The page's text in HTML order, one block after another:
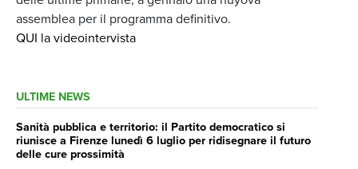
assemblea per il programma definitivo.
QUI la videointervista
ULTIME NEWS
Sanità pubblica e territorio: il Partito democratico si
riunisce a Firenze lunedì 6 luglio per ridisegnare il futuro
delle cure prossimità